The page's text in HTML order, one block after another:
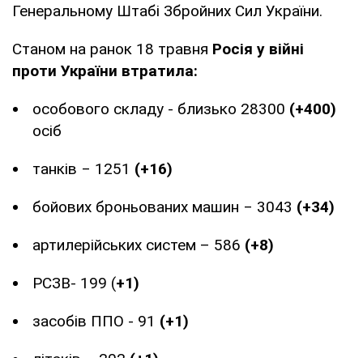
Генеральному Штабі Збройних Сил України.
Станом на ранок 18 травня Росія у війні
проти України втратила:
особового складу - близько 28300 (+400)
осіб
танків ‒ 1251 (+16)
бойових броньованих машин ‒ 3043 (+34)
артилерійських систем – 586 (+8)
РСЗВ- 199 (+1)
засобів ППО - 91 (+1)